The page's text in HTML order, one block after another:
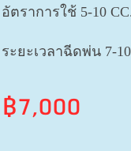
อัตราการใช้ 5-10
ระยะเวลาฉีดพ่น 7-
฿7,000